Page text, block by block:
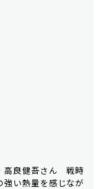
高良健吾さん 戦時
強い熱量を感じなが